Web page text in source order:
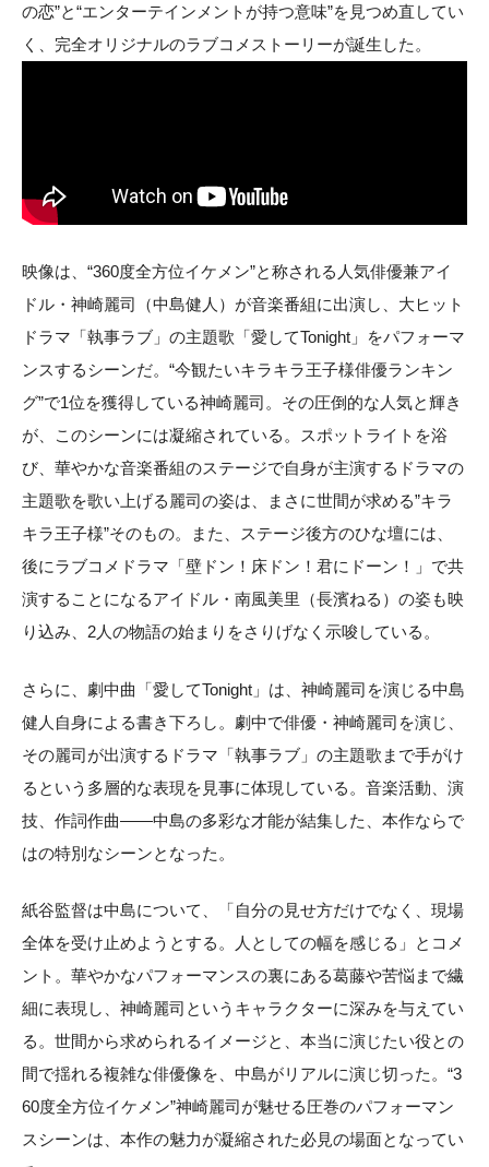
の恋”と“エンターテインメントが持つ意味”を見つめ直してい
く、完全オリジナルのラブコメストーリーが誕生した。
映像は、“360度全方位イケメン”と称される人気俳優兼アイ
ドル・神崎麗司（中島健人）が音楽番組に出演し、大ヒット
ドラマ「執事ラブ」の主題歌「愛してTonight」をパフォーマ
ンスするシーンだ。“今観たいキラキラ王子様俳優ランキン
グ”で1位を獲得している神崎麗司。その圧倒的な人気と輝き
が、このシーンには凝縮されている。スポットライトを浴
び、華やかな音楽番組のステージで自身が主演するドラマの
主題歌を歌い上げる麗司の姿は、まさに世間が求める”キラ
キラ王子様”そのもの。また、ステージ後方のひな壇には、
後にラブコメドラマ「壁ドン！床ドン！君にドーン！」で共
演することになるアイドル・南風美里（長濱ねる）の姿も映
り込み、2人の物語の始まりをさりげなく示唆している。
さらに、劇中曲「愛してTonight」は、神崎麗司を演じる中島
健人自身による書き下ろし。劇中で俳優・神崎麗司を演じ、
その麗司が出演するドラマ「執事ラブ」の主題歌まで手がけ
るという多層的な表現を見事に体現している。音楽活動、演
技、作詞作曲——中島の多彩な才能が結集した、本作ならで
はの特別なシーンとなった。
紙谷監督は中島について、「自分の見せ方だけでなく、現場
全体を受け止めようとする。人としての幅を感じる」とコメ
ント。華やかなパフォーマンスの裏にある葛藤や苦悩まで繊
細に表現し、神崎麗司というキャラクターに深みを与えてい
る。世間から求められるイメージと、本当に演じたい役との
間で揺れる複雑な俳優像を、中島がリアルに演じ切った。“3
60度全方位イケメン”神崎麗司が魅せる圧巻のパフォーマン
スシーンは、本作の魅力が凝縮された必見の場面となってい